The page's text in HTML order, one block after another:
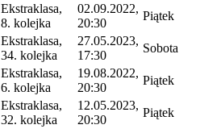
Ekstraklasa,
8. kolejka
02.09.2022,
20:30
Piątek
Ekstraklasa,
34. kolejka
27.05.2023,
17:30
Sobota
Ekstraklasa,
6. kolejka
19.08.2022,
20:30
Piątek
Ekstraklasa,
32. kolejka
12.05.2023,
20:30
Piątek